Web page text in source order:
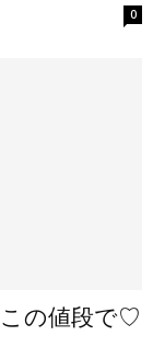
0
この値段で♡